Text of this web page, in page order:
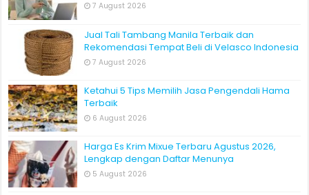
7 August 2026
Jual Tali Tambang Manila Terbaik dan
Rekomendasi Tempat Beli di Velasco Indonesia
7 August 2026
Ketahui 5 Tips Memilih Jasa Pengendali Hama
Terbaik
6 August 2026
Harga Es Krim Mixue Terbaru Agustus 2026,
Lengkap dengan Daftar Menunya
5 August 2026